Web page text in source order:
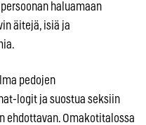
haluamaan
äitejä, isiä ja
pedojen
logit ja suostua seksiin
ehdottavan. Omakotitalossa